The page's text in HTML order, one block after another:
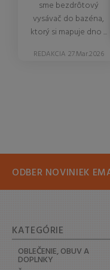
sme bezdrôtový
vysávač do bazéna,
ktorý si mapuje dno ...
REDAKCIA 27.Mar.2026
ODBER NOVINIEK
KATEGÓRIE
OBLEČENIE, OBUV A
DOPLNKY